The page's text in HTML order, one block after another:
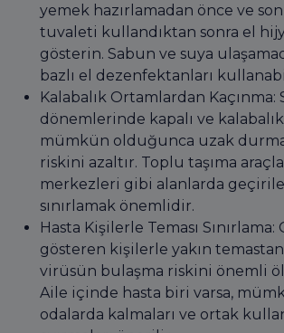
yemek hazırlamadan önce ve
tuvaleti kullandıktan sonra el
gösterin. Sabun ve suya
bazlı el dezenfektanları
Kalabalık Ortamlardan Kaçınma:
dönemlerinde kapalı ve
mümkün olduğunca uzak
riskini azaltır. Toplu taşıma
merkezleri gibi alanlarda
sınırlamak önemlidir.
Hasta Kişilerle Teması
gösteren kişilerle yakın
virüsün bulaşma riskini önemli
Aile içinde hasta biri varsa,
odalarda kalmaları ve ortak